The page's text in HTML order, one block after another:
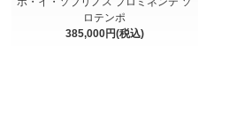
ロテンポ
385,000円(税込)